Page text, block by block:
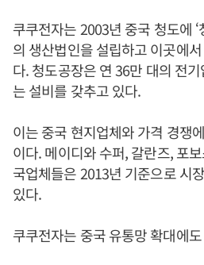
쿠쿠전자는 2003년 중국 청도에
의 생산법인을 설립하고 이곳에
다. 청도공장은 연 36만 대의 전
는 설비를 갖추고 있다.
이는 중국 현지업체와 가격 경쟁
이다. 메이디와 수퍼, 갈란즈, 포
국업체들은 2013년 기준으로 시
있다.
쿠쿠전자는 중국 유통망 확대에